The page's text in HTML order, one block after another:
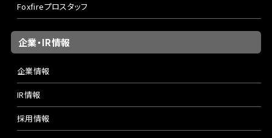
Foxfireプロスタッフ
企業・IR情報
企業情報
IR情報
採用情報